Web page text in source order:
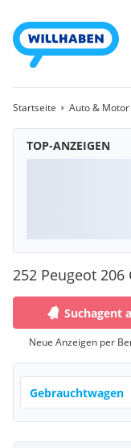
Startseite Auto & Motor
TOP-ANZEIGEN
252 Peugeot
Suchagent
Neue Anzeigen per